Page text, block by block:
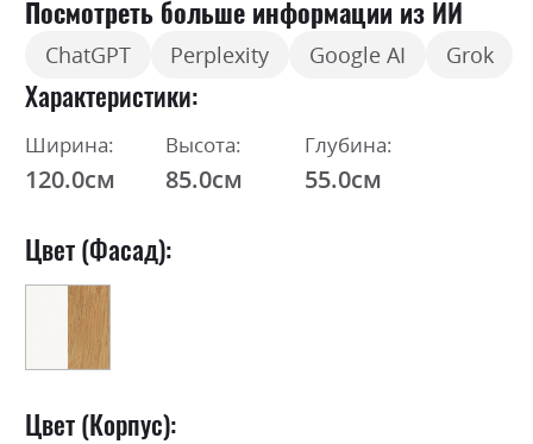
Посмотреть больше информации из ИИ
ChatGPT Perplexity Google AI Grok
Характеристики
Ширина:
120.0см
Высота:
85.0см
Глубина:
55.0см
Цвет (Фасад):
Цвет (Корпус):